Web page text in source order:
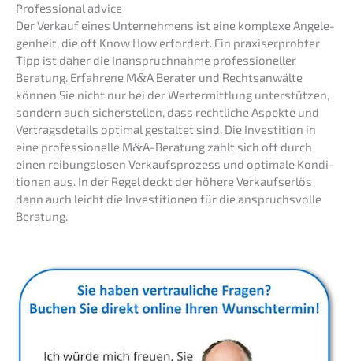
Profes­sio­nal advice
Der Verkauf eines Unter­neh­mens ist eine komple­xe Angele­
gen­heit, die oft Know How erfor­dert. Ein praxis­er­prob­ter
Tipp ist daher die Inanspruch­nah­me profes­sio­nel­ler
Beratung. Erfah­re­ne M&A Berater und Rechts­an­wäl­te
können Sie nicht nur bei der Wertermitt­lung unter­stüt­zen,
sondern auch sicher­stel­len, dass recht­li­che Aspek­te und
Vertrags­de­tails optimal gestal­tet sind. Die Inves­ti­ti­on in
eine profes­sio­nel­le M&A-Beratung zahlt sich oft durch
einen reibungs­lo­sen Verkaufs­pro­zess und optima­le Kondi­
tio­nen aus. In der Regel deckt der höhere Verkaufs­er­lös
dann auch leicht die Inves­ti­tio­nen für die anspruchs­vol­le
Beratung.